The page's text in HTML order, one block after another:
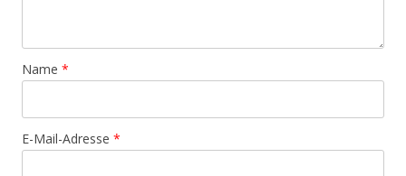
Name *
E-Mail-Adresse *